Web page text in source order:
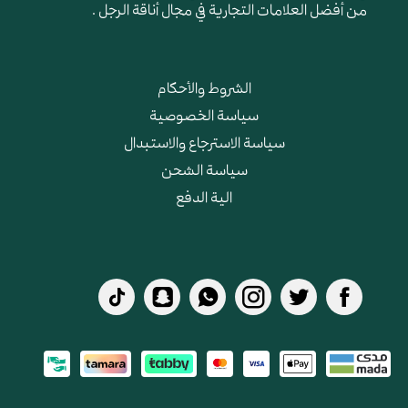
من أفضل العلامات التجارية في مجال أناقة الرجل .
الشروط والأحكام
سياسة الخصوصية
سياسة الاسترجاع والاستبدال
سياسة الشحن
الية الدفع